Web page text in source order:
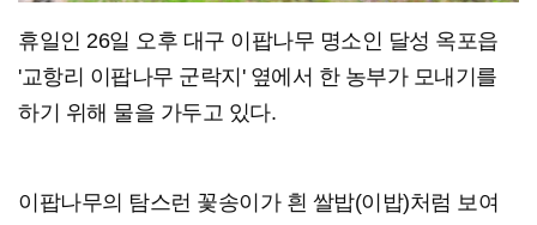
휴일인 26일 오후 대구 이팝나무 명소인 달성 옥포읍
'교항리 이팝나무 군락지' 옆에서 한 농부가 모내기를
하기 위해 물을 가두고 있다.
이팝나무의 탐스런 꽃송이가 흰 쌀밥(이밥)처럼 보여